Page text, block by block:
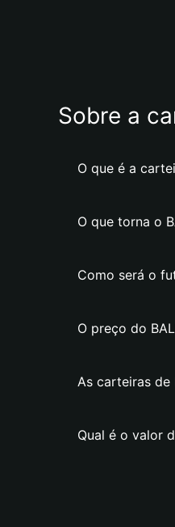
Sobre a
O que é a
O que torna o
Como será o
O preço do
As carteiras de
Qual é o valor